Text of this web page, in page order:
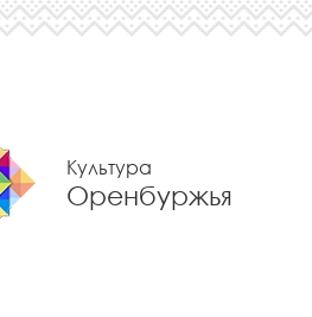
Культура
Оренбуржья